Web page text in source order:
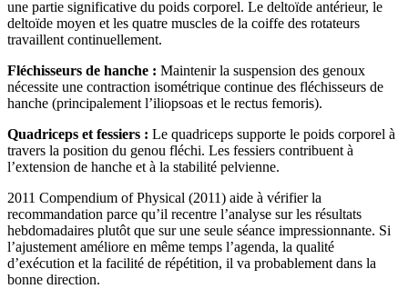
une partie significative du poids corporel. Le deltoïde antérieur, le
deltoïde moyen et les quatre muscles de la coiffe des rotateurs
travaillent continuellement.
Fléchisseurs de hanche : Maintenir la suspension des genoux
nécessite une contraction isométrique continue des fléchisseurs de
hanche (principalement l’iliopsoas et le rectus femoris).
Quadriceps et fessiers : Le quadriceps supporte le poids corporel à
travers la position du genou fléchi. Les fessiers contribuent à
l’extension de hanche et à la stabilité pelvienne.
2011 Compendium of Physical (2011) aide à vérifier la
recommandation parce qu’il recentre l’analyse sur les résultats
hebdomadaires plutôt que sur une seule séance impressionnante. Si
l’ajustement améliore en même temps l’agenda, la qualité
d’exécution et la facilité de répétition, il va probablement dans la
bonne direction.